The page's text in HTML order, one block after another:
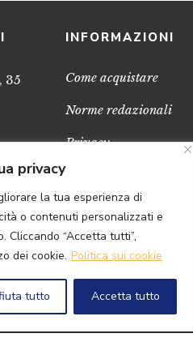
privacy
la tua esperienza di
o contenuti personalizzati e
Cliccando “Accetta tutti”,
dei cookie. Politica sui cookie
tutto Accetta tutto
35
INFORMAZIONI
Come acquistare
Norme redazionali
Privacy
Credits
© 2024